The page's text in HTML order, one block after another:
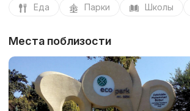
Еда Парки Школы
Места поблизости